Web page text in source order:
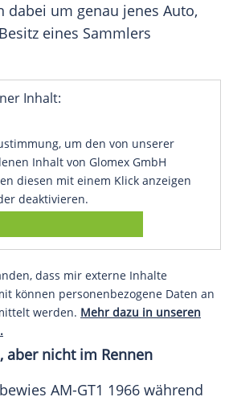
dabei um genau jenes Auto,
eines Sammlers
Inhalt:
um den von unserer
Inhalt von Glomex GmbH
diesen mit einem Klick anzeigen
deaktivieren.
dass mir externe Inhalte
können personenbezogene Daten an
werden. Mehr dazu in unseren
, aber nicht im Rennen
AM-GT1 1966 während